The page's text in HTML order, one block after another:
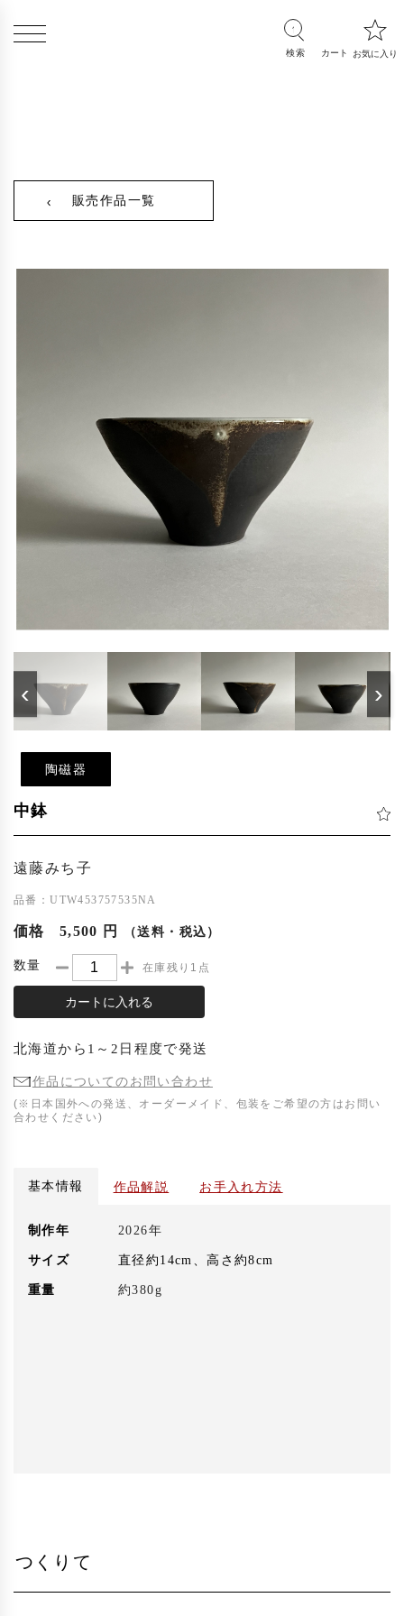
販売作品一覧
‹ ›
陶磁器
中鉢
遠藤みち子
品番：UTW453757535NA
価格 5,500 円 （送料・税込）
数量 在庫残り1点
カートに入れる
北海道から 1～2日程度で発送
作品についてのお問い合わせ
(※日本国外への発送、オーダーメイド、包装をご希望の方はお問い
合わせください)
基本情報 作品解説 お手入れ方法
制作年 2026年
サイズ 直径約14cm、高さ約8cm
重量 約380g
つくりて